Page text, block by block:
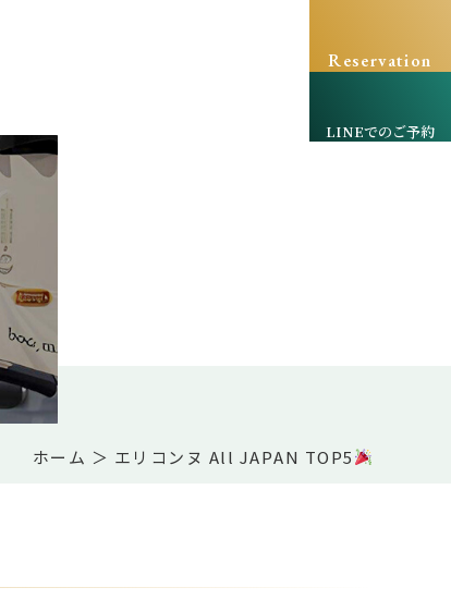
Reservation
LINEでのご予約
ホーム ＞ エリコンヌ All JAPAN TOP5